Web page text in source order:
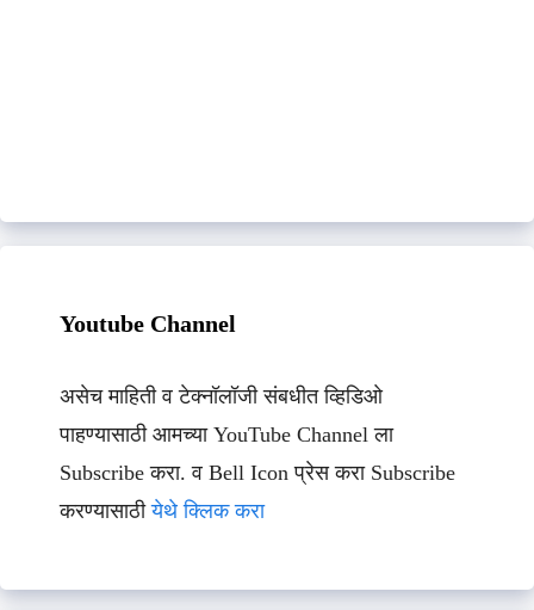
Youtube Channel
असेच माहिती व टेक्नॉलॉजी संबधीत व्हिडिओ
पाहण्यासाठी आमच्या YouTube Channel ला
Subscribe करा. व Bell Icon प्रेस करा Subscribe
करण्यासाठीयेथे क्लिक करा